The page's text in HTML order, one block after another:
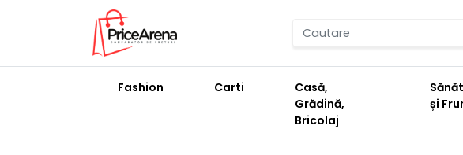
Fashion Carti
Casă,
Grădină,
Bricolaj
și